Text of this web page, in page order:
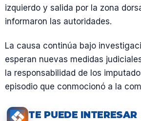
izquierdo y salida por la zona
informaron las autoridades.
La causa continúa bajo
esperan nuevas medidas
la responsabilidad de los
episodio que conmocionó a la
TE PUEDE INTERESAR